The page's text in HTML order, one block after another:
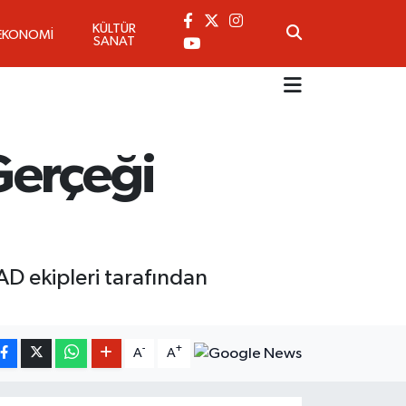
KÜLTÜR
SANAT
ekipleri tarafından
A- A+